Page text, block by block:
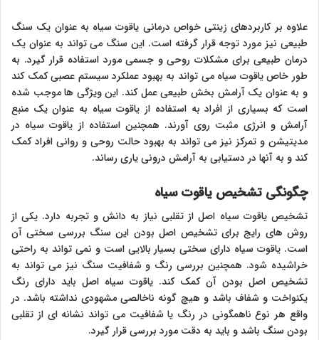
علاوه بر کاربردهای زینتی خواص درمانی یاقوت سیاه به عنوان یک سنگ
طبیعی نیز مورد توجه قرار گرفته است. این سنگ می تواند به عنوان یک
درمان طبیعی برای مشکلات روحی و جسمی مورد استفاده قرار گیرد. به
طور خاص یاقوت سیاه می تواند به بهبود عملکرد سیستم عصبی کمک کند
و به عنوان یک آرامش بخش طبیعی عمل کند. این ویژگی ها موجب شده
است که بسیاری از افراد به استفاده از یاقوت سیاه به عنوان یک منبع
آرامش و انرژی مثبت روی آورند. همچنین استفاده از یاقوت سیاه در
مدیتیشن و تمرکز نیز می تواند به بهبود حالت روحی و روانی افراد کمک
کند و به آنها در دستیابی به آرامش درونی یاری رساند.
چگونگی تشخیص یاقوت سیاه
تشخیص یاقوت سیاه اصل از تقلبی نیاز به دانش و تجربه دارد. یکی از
روش های رایج برای تشخیص اصل بودن این سنگ بررسی سختی آن
است. یاقوت سیاه دارای سختی بسیار بالایی است و نمی تواند به راحتی
خراشیده شود. همچنین بررسی رنگ و شفافیت سنگ نیز می تواند به
تشخیص اصل بودن آن کمک کند. یاقوت سیاه اصل باید دارای رنگ
یکنواخت و شفاف باشد و هیچ گونه ناخالصی مشهودی نداشته باشد. در
واقع هر نوع ناهمگونی در رنگ یا شفافیت می تواند نشانه ای از تقلبی
بودن سنگ باشد و باید به دقت مورد بررسی قرار گیرد.